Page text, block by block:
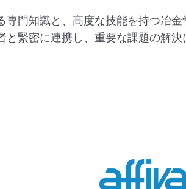
門知識と、高度な技能を持つ冶
緊密に連携し、重要な課題の解